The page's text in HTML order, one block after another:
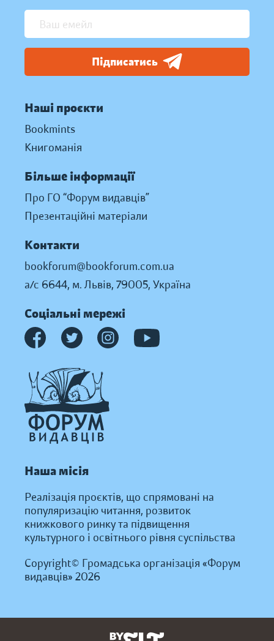
Підписатись
Наші проєкти
Bookmints
Книгоманія
Більше інформації
Про ГО “Форум видавців”
Презентаційні матеріали
Контакти
bookforum@bookforum.com.ua
а/с 6644, м. Львів, 79005, Україна
Соціальні мережі
Наша місія
Реалізація проєктів, що спрямовані на
популяризацію читання, розвиток
книжкового ринку та підвищення
культурного і освітнього рівня суспільства
Copyright© Громадська організація «Форум
видавців» 2026